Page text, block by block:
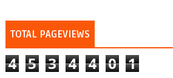
TOTAL PAGEVIEWS
4 5 3 4 4 0 1